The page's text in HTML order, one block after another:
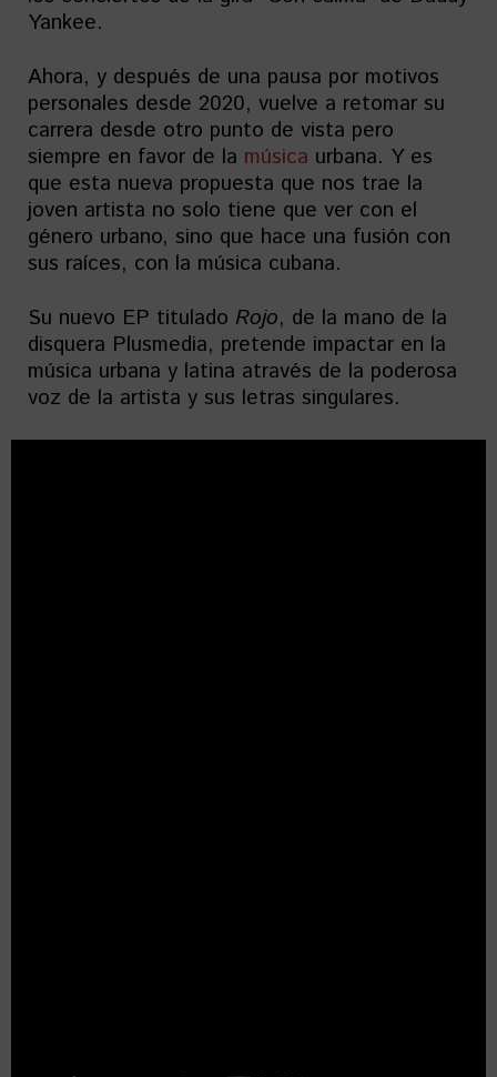
Yankee.
Ahora, y después de una pausa por motivos
personales desde 2020, vuelve a retomar su
carrera desde otro punto de vista pero
siempre en favor de la música urbana. Y es
que esta nueva propuesta que nos trae la
joven artista no solo tiene que ver con el
género urbano, sino que hace una fusión con
sus raíces, con la música cubana.
Su nuevo EP titulado Rojo, de la mano de la
disquera Plusmedia, pretende impactar en la
música urbana y latina através de la poderosa
voz de la artista y sus letras singulares.